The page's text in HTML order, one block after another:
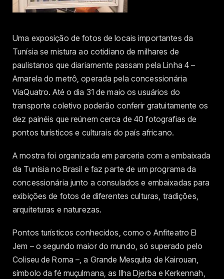
Uma exposição de fotos de locais importantes da
Tunísia se mistura ao cotidiano de milhares de
paulistanos que diariamente passam pela Linha 4 –
Amarela do metrô, operada pela concessionária
ViaQuatro. Até o dia 31 de maio os usuários do
transporte coletivo poderão conferir gratuitamente os
dez painéis que reúnem cerca de 40 fotografias de
pontos turísticos e culturais do país africano.
A mostra foi organizada em parceria com a embaixada
da Tunísia no Brasil e faz parte de um programa da
concessionária junto a consulados e embaixadas para
exibições de fotos de diferentes culturas, tradições,
arquiteturas e naturezas.
Pontos turísticos conhecidos, como o Anfiteatro El
Jem – o segundo maior do mundo, só superado pelo
Coliseu de Roma –, a Grande Mesquita de Kairouan,
símbolo da fé muçulmana, as Ilha Djerba e Kerkennah,